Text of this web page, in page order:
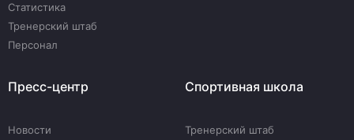
Статистика
Тренерский штаб
Персонал
Пресс-центр
Новости
Спортивная школа
Тренерский штаб